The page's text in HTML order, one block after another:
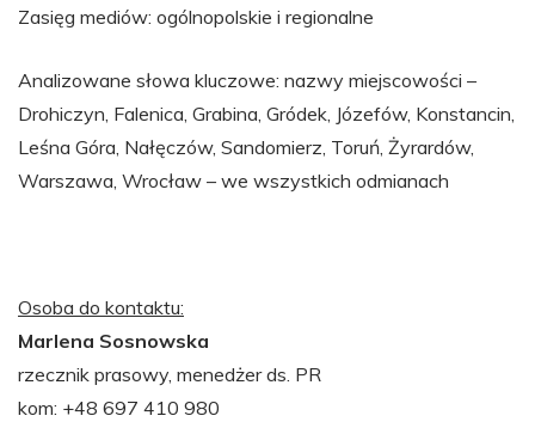
Zasięg mediów: ogólnopolskie i regionalne
Analizowane słowa kluczowe: nazwy miejscowości –
Drohiczyn, Falenica, Grabina, Gródek, Józefów, Konstancin,
Leśna Góra, Nałęczów, Sandomierz, Toruń, Żyrardów,
Warszawa, Wrocław – we wszystkich odmianach
Osoba do kontaktu:
Marlena Sosnowska
rzecznik prasowy, menedżer ds. PR
kom: +48 697 410 980